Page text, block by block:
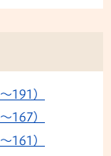
191）
167）
161）